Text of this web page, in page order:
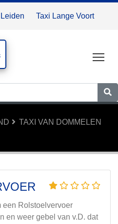
Taxi Lange Voort
TAXI VAN DOMMELEN
een Rolstoelvervoer
en weer gebel van v.D. dat